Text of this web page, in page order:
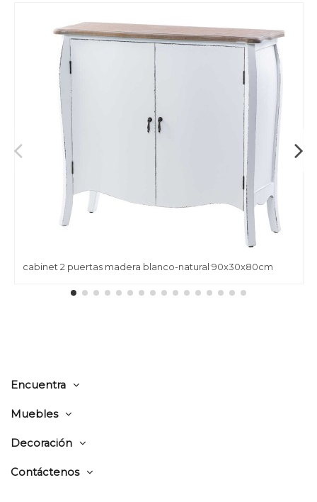
cabinet 2 puertas madera blanco-natural 90x30x80cm
Encuentra
Muebles
Decoración
Contáctenos